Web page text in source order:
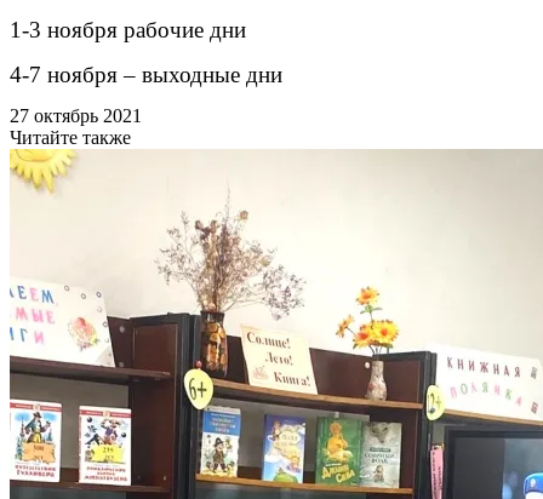
1-3 ноября рабочие дни
4-7 ноября – выходные дни
27 октябрь 2021
Читайте также